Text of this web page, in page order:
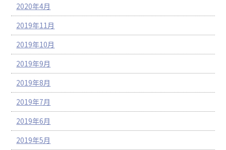
2020年4月
2019年11月
2019年10月
2019年9月
2019年8月
2019年7月
2019年6月
2019年5月